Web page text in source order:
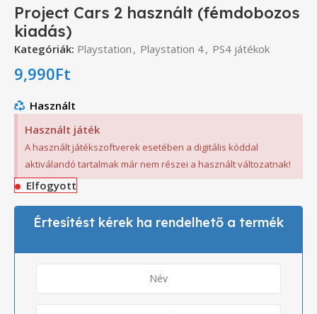
Project Cars 2 használt (fémdobozos
kiadás)
Kategóriák: Playstation , Playstation 4, PS4 játékok
9,990Ft
Használt
Használt játék
A használt játékszoftverek esetében a digitális kóddal
aktiválandó tartalmak már nem részei a használt változatnak!
Elfogyott
Értesítést kérek ha rendelhető a termék